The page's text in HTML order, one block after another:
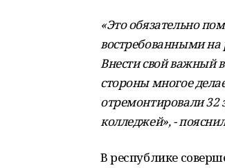
«Это обязательно
востребованными на
Внести свой важный
стороны многое
отремонтировали 32
колледжей», -
В республике